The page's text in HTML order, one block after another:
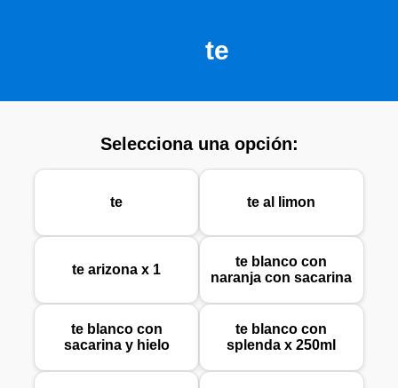
te
Selecciona una opción:
te te al limon
te arizona x 1
te blanco con
naranja con sacarina
te blanco con
sacarina y hielo
te blanco con
splenda x 250ml